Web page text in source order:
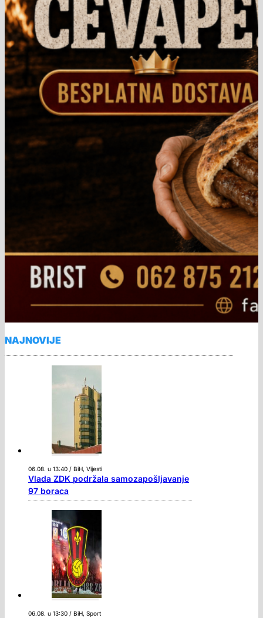
NAJNOVIJE
06.08. u 13:40 / BiH, Vijesti
Vlada ZDK podržala samozapošljavanje
97 boraca
06.08. u 13:30 / BiH, Sport